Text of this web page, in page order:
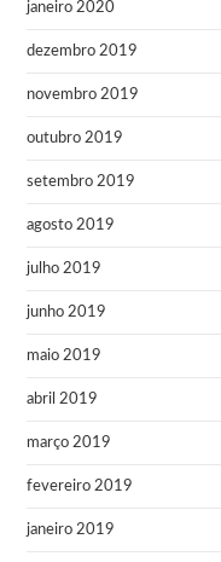
janeiro 2020
dezembro 2019
novembro 2019
outubro 2019
setembro 2019
agosto 2019
julho 2019
junho 2019
maio 2019
abril 2019
março 2019
fevereiro 2019
janeiro 2019